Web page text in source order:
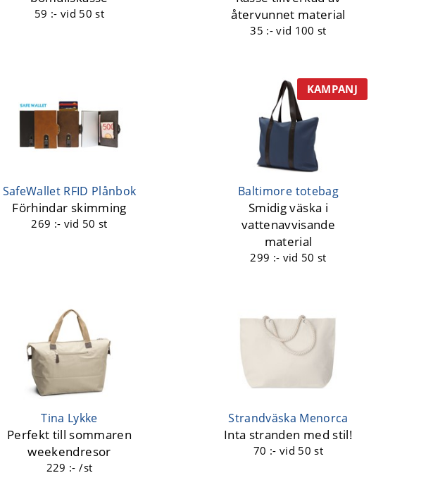
59 :- vid 50 st
återvunnet material
35 :-vid 100 st
SafeWallet RFID Plånbok
Förhindar skimming
269 :- vid 50 st
KAMPANJ
Baltimore totebag
Smidig väska i
vattenavvisande
material
299 :- vid 50 st
Tina Lykke
Perfekt till sommaren
weekendresor
229 :- /st
Strandväska Menorca
Inta stranden med stil!
70 :- vid 50 st